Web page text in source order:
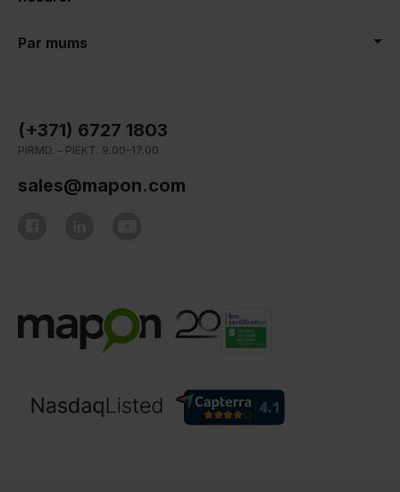
Par mums
(+371) 6727 1803
PIRMD. – PIEKT. 9.00–17.00
sales@mapon.com